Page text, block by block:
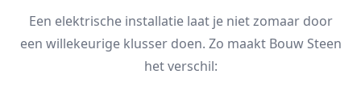
Een elektrische installatie laat je niet zomaar door
een willekeurige klusser doen. Zo maakt Bouw Steen
het verschil: